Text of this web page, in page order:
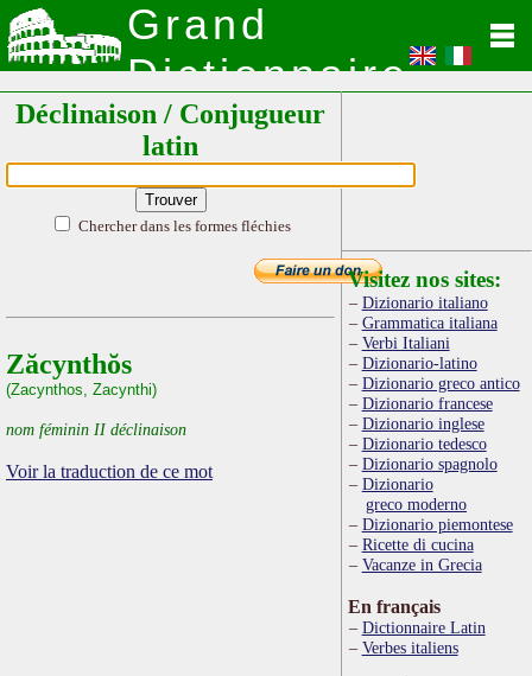
Grand
Dictionnaire
Latin
Déclinaison / Conjugueur
latin
Chercher dans les formes fléchies
Zăcynthŏs
(Zacynthos, Zacynthi)
nom féminin II déclinaison
Voir la traduction de ce mot
Visitez nos sites:
Dizionario italiano
Grammatica italiana
Verbi Italiani
Dizionario-latino
Dizionario greco antico
Dizionario francese
Dizionario inglese
Dizionario tedesco
Dizionario spagnolo
Dizionario
greco moderno
Dizionario piemontese
Ricette di cucina
Vacanze in Grecia
En français
Dictionnaire Latin
Verbes italiens